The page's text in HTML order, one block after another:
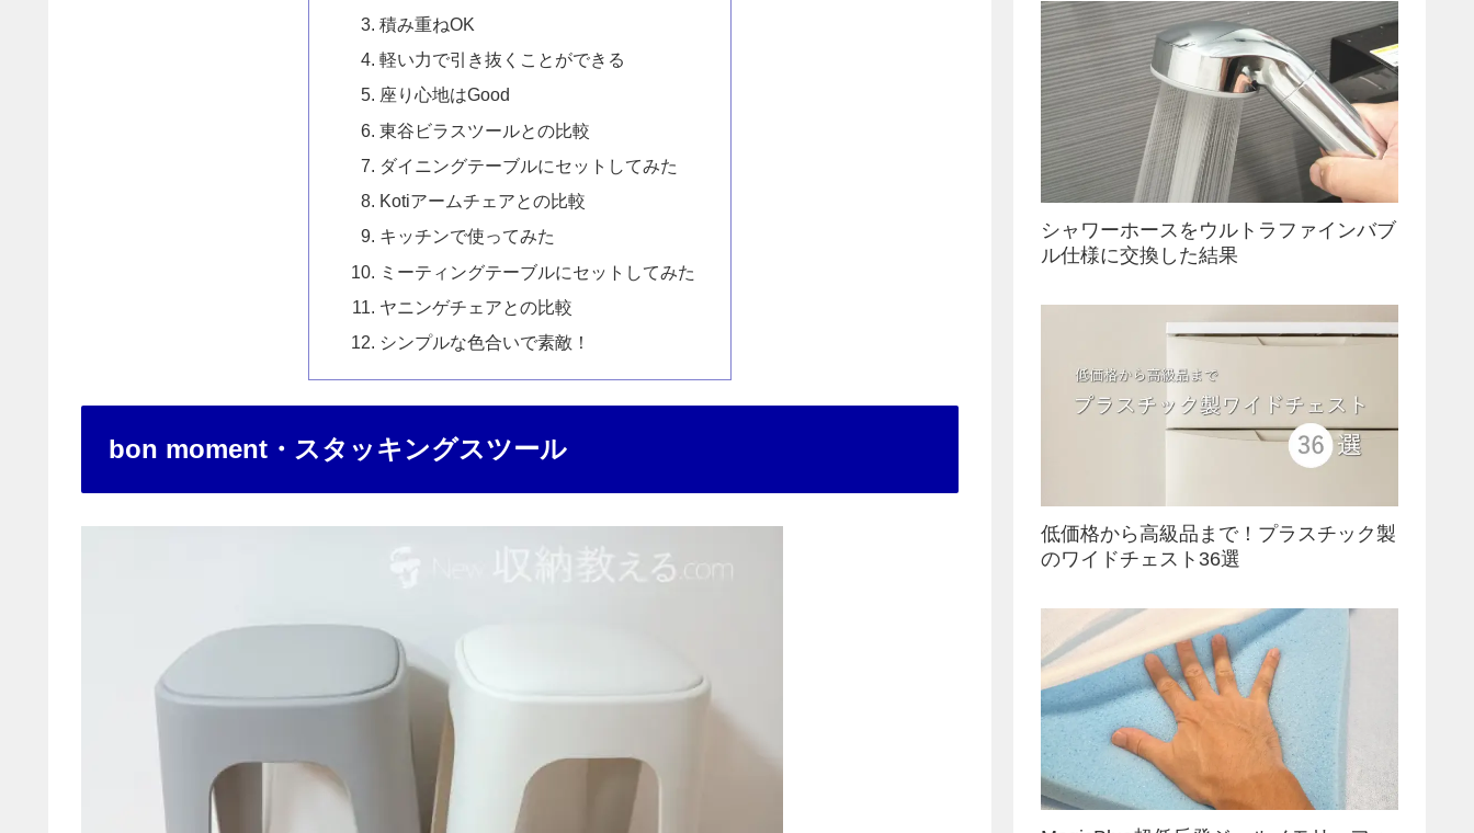
積み重ねOK
軽い力で引き抜くことができる
座り心地はGood
東谷ビラスツールとの比較
ダイニングテーブルにセットしてみた
Kotiアームチェアとの比較
キッチンで使ってみた
ミーティングテーブルにセットしてみた
ヤニンゲチェアとの比較
シンプルな色合いで素敵！
bon moment・スタッキングスツール
シャワーホースをウルトラファインバブ
ル仕様に交換した結果
低価格から高級品まで！プラスチック製
のワイドチェスト36選